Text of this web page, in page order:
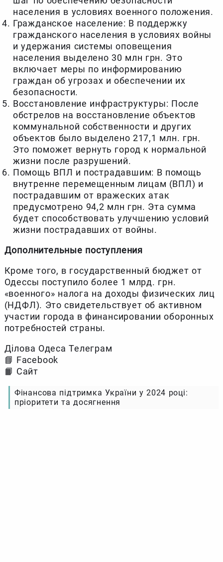
населения в условиях военного положения.
Гражданское население: В поддержку
гражданского населения в условиях войны
и удержания системы оповещения
населения выделено 30 млн грн. Это
включает меры по информированию
граждан об угрозах и обеспечении их
безопасности.
Восстановление инфраструктуры: После
обстрелов на восстановление объектов
коммунальной собственности и других
объектов было выделено 217,1 млн. грн.
Это поможет вернуть город к нормальной
жизни после разрушений.
Помощь ВПЛ и пострадавшим: В помощь
внутренне перемещенным лицам (ВПЛ) и
пострадавшим от вражеских атак
предусмотрено 94,2 млн грн. Эта сумма
будет способствовать улучшению условий
жизни пострадавших от войны.
Дополнительные поступления
Кроме того, в государственный бюджет от
Одессы поступило более 1 млрд. грн.
«военного» налога на доходы физических лиц
(НДФЛ). Это свидетельствует об активном
участии города в финансировании оборонных
потребностей страны.
Ділова Одеса Телеграм
📘 Facebook
📙 Сайт
Фінансова підтримка України у 2024 році:
пріоритети та досягнення